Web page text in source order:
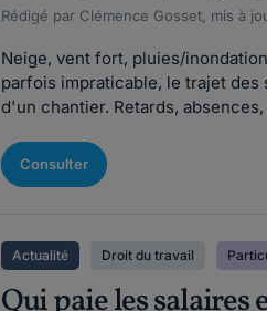
Rédigé par Clémence Gosset, mis à
Neige, vent fort, pluies/
parfois impraticable, le trajet des
d'un chantier. Retards,
Consulter
Actualité Droit du travail
Qui paie les salaires